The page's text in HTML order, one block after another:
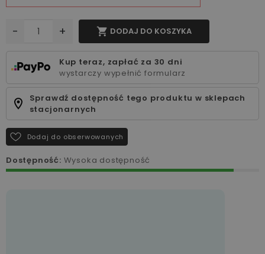
- +  DODAJ DO KOSZYKA
Kup teraz, zapłać za 30 dni
wystarczy wypełnić formularz
Sprawdź dostępność tego produktu w sklepach
stacjonarnych
Dodaj do obserwowanych
Dostępność: Wysoka dostępność